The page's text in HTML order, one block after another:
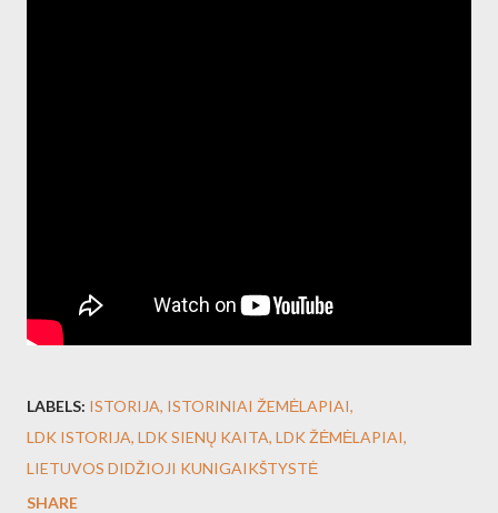
LABELS: ISTORIJA ISTORINIAI ŽEMĖLAPIAI
LDK ISTORIJA LDK SIENŲ KAITA LDK ŽĖMĖLAPIAI
LIETUVOS DIDŽIOJI KUNIGAIKŠTYSTĖ
SHARE